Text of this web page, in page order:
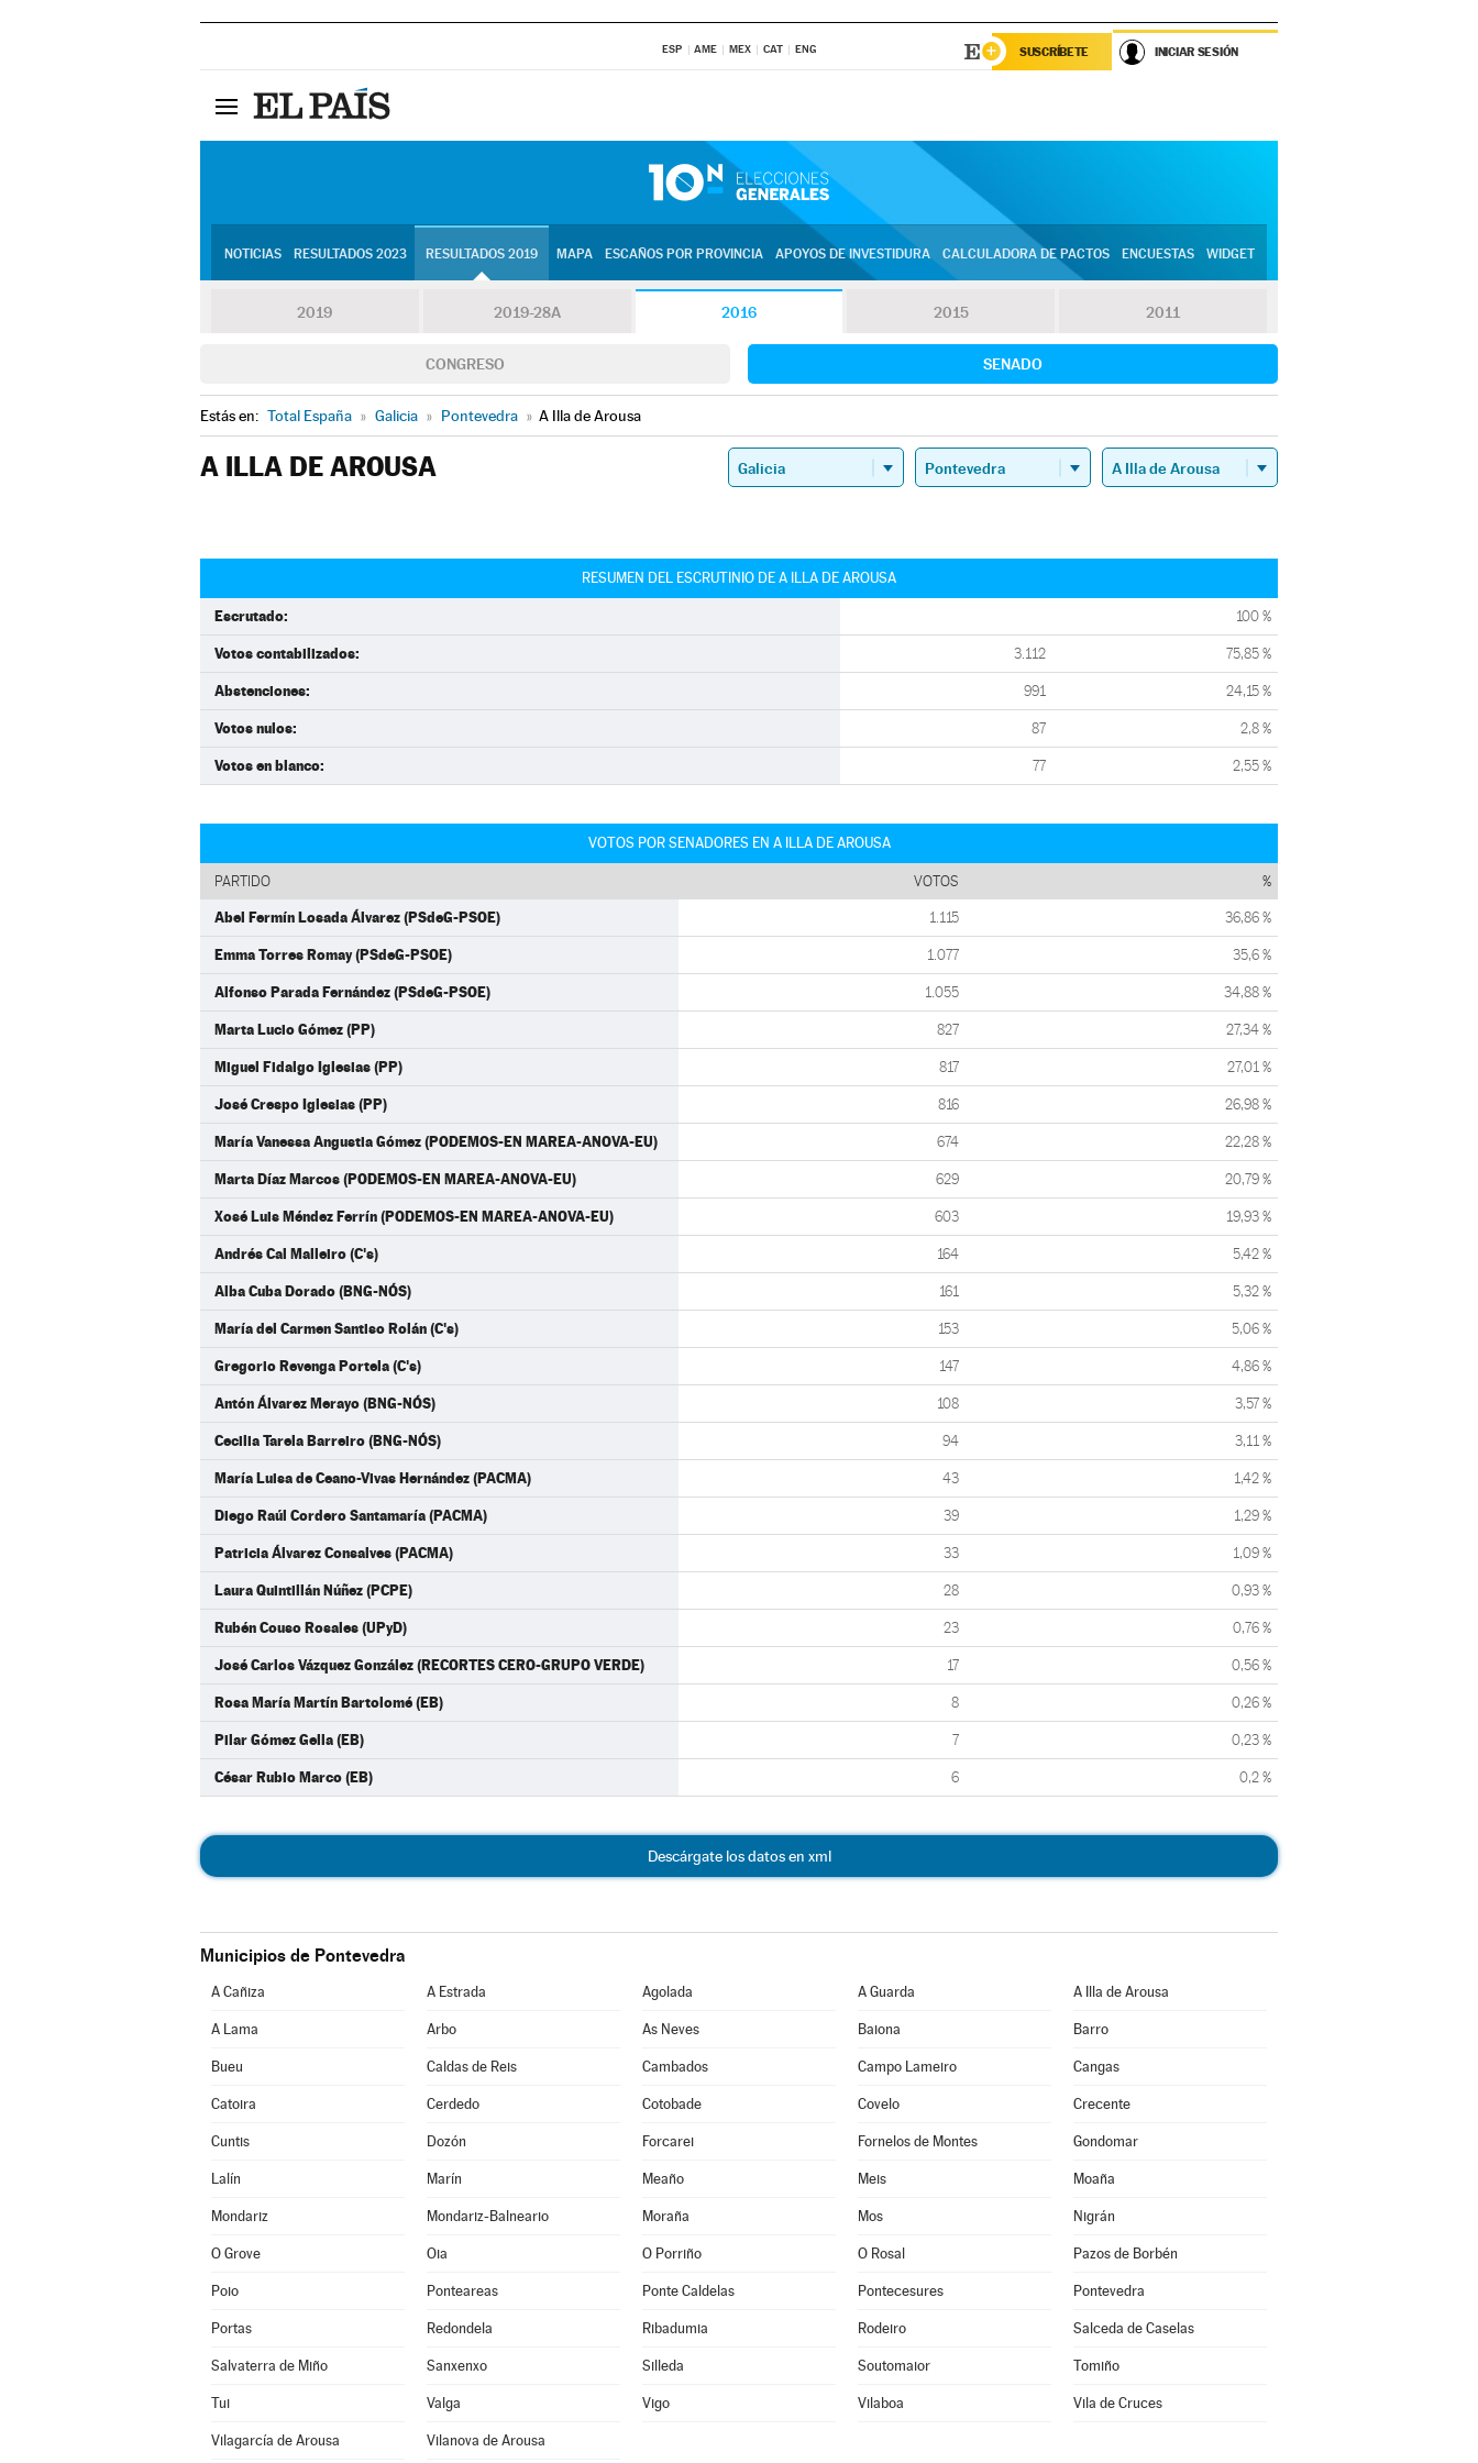
ESP AME MEX CAT ENG SUSCRÍBETE INICIAR SESIÓN
NOTICIAS RESULTADOS 2023 RESULTADOS 2019 MAPA ESCAÑOS POR PROVINCIA APOYOS DE INVESTIDURA CALCULADORA DE PACTOS ENCUESTAS WIDGET
2019 2019-28A 2016 2015 2011
CONGRESO SENADO
Estás en: Total España » Galicia » Pontevedra » A Illa de Arousa
A ILLA DE AROUSA
RESUMEN DEL ESCRUTINIO DE A ILLA DE AROUSA
Escrutado: 100 %
Votos contabilizados: 3.112 75,85 %
Abstenciones: 991 24,15 %
Votos nulos: 87 2,8 %
Votos en blanco: 77 2,55 %
VOTOS POR SENADORES EN A ILLA DE AROUSA
PARTIDO VOTOS %
Abel Fermín Losada Álvarez (PSdeG-PSOE) 1.115 36,86 %
Emma Torres Romay (PSdeG-PSOE) 1.077 35,6 %
Alfonso Parada Fernández (PSdeG-PSOE) 1.055 34,88 %
Marta Lucio Gómez (PP) 827 27,34 %
Miguel Fidalgo Iglesias (PP) 817 27,01 %
José Crespo Iglesias (PP) 816 26,98 %
María Vanessa Angustia Gómez (PODEMOS-EN MAREA-ANOVA-EU) 674 22,28 %
Marta Díaz Marcos (PODEMOS-EN MAREA-ANOVA-EU) 629 20,79 %
Xosé Luis Méndez Ferrín (PODEMOS-EN MAREA-ANOVA-EU) 603 19,93 %
Andrés Cal Malleiro (C's) 164 5,42 %
Alba Cuba Dorado (BNG-NÓS) 161 5,32 %
María del Carmen Santiso Rolán (C's) 153 5,06 %
Gregorio Revenga Portela (C's) 147 4,86 %
Antón Álvarez Merayo (BNG-NÓS) 108 3,57 %
Cecilia Tarela Barreiro (BNG-NÓS) 94 3,11 %
María Luisa de Ceano-Vivas Hernández (PACMA) 43 1,42 %
Diego Raúl Cordero Santamaría (PACMA) 39 1,29 %
Patricia Álvarez Consalves (PACMA) 33 1,09 %
Laura Quintillán Núñez (PCPE) 28 0,93 %
Rubén Couso Rosales (UPyD) 23 0,76 %
José Carlos Vázquez González (RECORTES CERO-GRUPO VERDE) 17 0,56 %
Rosa María Martín Bartolomé (EB) 8 0,26 %
Pilar Gómez Gella (EB) 7 0,23 %
César Rubio Marco (EB) 6 0,2 %
Descárgate los datos en xml
Municipios de Pontevedra
A Cañiza A Estrada Agolada A Guarda A Illa de Arousa
A Lama Arbo As Neves Baiona Barro
Bueu Caldas de Reis Cambados Campo Lameiro Cangas
Catoira Cerdedo Cotobade Covelo Crecente
Cuntis Dozón Forcarei Fornelos de Montes Gondomar
Lalín Marín Meaño Meis Moaña
Mondariz Mondariz-Balneario Moraña Mos Nigrán
O Grove Oia O Porriño O Rosal Pazos de Borbén
Poio Ponteareas Ponte Caldelas Pontecesures Pontevedra
Portas Redondela Ribadumia Rodeiro Salceda de Caselas
Salvaterra de Miño Sanxenxo Silleda Soutomaior Tomiño
Tui Valga Vigo Vilaboa Vila de Cruces
Vilagarcía de Arousa Vilanova de Arousa